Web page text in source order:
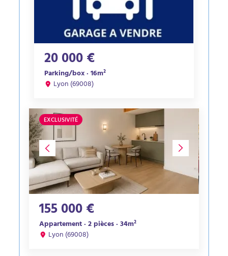
20 000 €
Parking/box · 16m²
Lyon (69008)
EXCLUSIVITÉ
155 000 €
Appartement · 2 pièces · 34m²
Lyon (69008)